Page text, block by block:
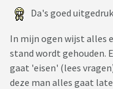
Da's goed
In mijn ogen wijst alles
stand wordt gehouden.
gaat 'eisen' (lees
deze man alles gaat